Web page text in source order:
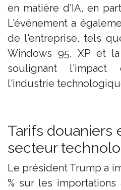
en matière d'IA, en
L'événement a
de l'entreprise, tels
Windows 95, XP et
soulignant
l'industrie
Tarifs douaniers
secteur
Le président Trump a
% sur les